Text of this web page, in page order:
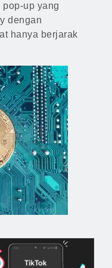
up yang
dengan
hanya berjarak